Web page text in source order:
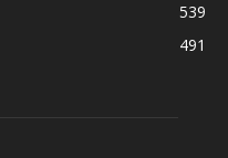
539
491